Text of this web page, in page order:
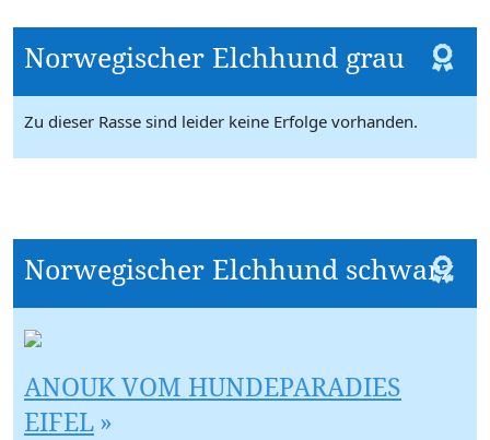
Norwegischer Elchhund grau
Zu dieser Rasse sind leider keine Erfolge vorhanden.
Norwegischer Elchhund schwarz
ANOUK VOM HUNDEPARADIES
EIFEL